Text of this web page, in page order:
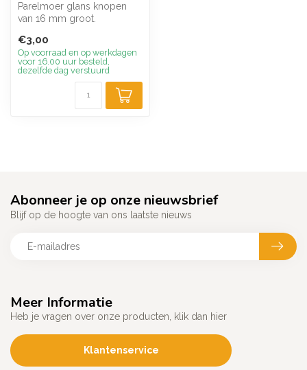
Parelmoer glans knopen
van 16 mm groot.
€3,00
Op voorraad en op werkdagen
voor 16.00 uur besteld,
dezelfde dag verstuurd
Meer Informatie
Heb je vragen over onze producten, klik dan hier
Klantenservice
Abonneer je op onze nieuwsbrief
Blijf op de hoogte van ons laatste nieuws